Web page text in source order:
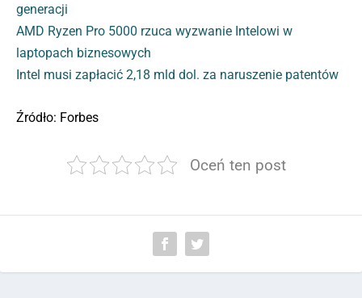
generacji
AMD Ryzen Pro 5000 rzuca wyzwanie Intelowi w
laptopach biznesowych
Intel musi zapłacić 2,18 mld dol. za naruszenie patentów
Źródło: Forbes
Oceń ten post